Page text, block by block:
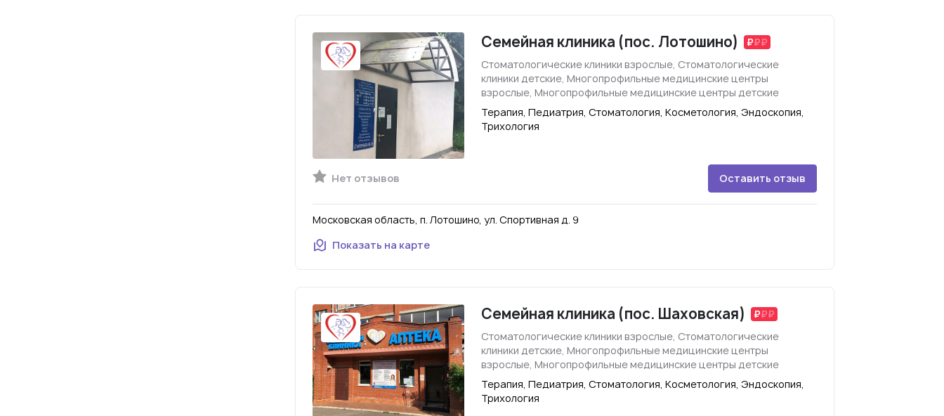
Семейная клиника (пос. Лотошино)
Стоматологические клиники взрослые, Стоматологические
клиники детские, Многопрофильные медицинские центры
взрослые, Многопрофильные медицинские центры детские
Терапия, Педиатрия, Стоматология, Косметология, Эндоскопия,
Трихология
Нет отзывов Оставить отзыв
Московская область, п. Лотошино, ул. Спортивная д. 9
Показать на карте
Семейная клиника (пос. Шаховская)
Стоматологические клиники взрослые, Стоматологические
клиники детские, Многопрофильные медицинские центры
взрослые, Многопрофильные медицинские центры детские
Терапия, Педиатрия, Стоматология, Косметология, Эндоскопия,
Трихология